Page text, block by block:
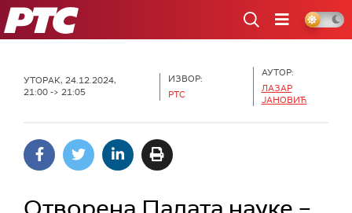
РТС
УТОРАК, 24.12.2024,
21:00 -> 21:05
ИЗВОР:
РТС
АУТОР:
ЛАЗАР
ЈАНОВИЋ